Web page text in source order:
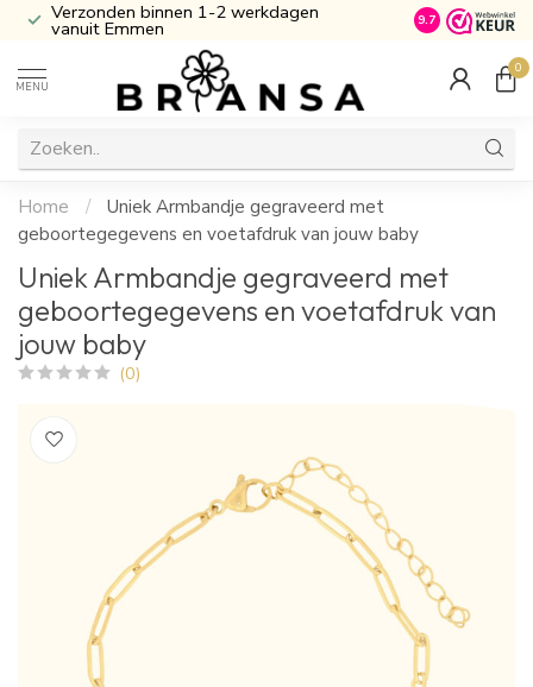
Verzonden binnen 1-2 werkdagen
vanuit Emmen Inclusief
9.7
MENU
0
Home /
Uniek Armbandje gegraveerd met
geboortegegevens en voetafdruk van jouw baby
Uniek Armbandje gegraveerd met
geboortegegevens en voetafdruk van
jouw baby
(0)